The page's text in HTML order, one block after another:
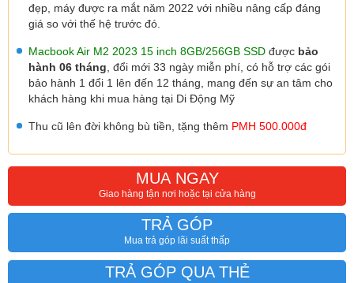
đẹp, máy được ra mắt năm 2022 với nhiều nâng cấp đáng
giá so với thế hệ trước đó.
Macbook Air M2 2023 15 inch 8GB/256GB SSD được bảo
hành 06 tháng , đổi mới 33 ngày miễn phí, có hỗ trợ các gói
bảo hành 1 đổi 1 lên đến 12 tháng, mang đến sự an tâm cho
khách hàng khi mua hàng tại Di Động Mỹ
Thu cũ lên đời không bù tiền, tặng thêm PMH 500.000đ
MUA NGAY
Giao hàng tận nơi hoặc tại cửa hàng
TRẢ GÓP
Mua trả góp lãi suất thấp
TRẢ GÓP QUA THẺ